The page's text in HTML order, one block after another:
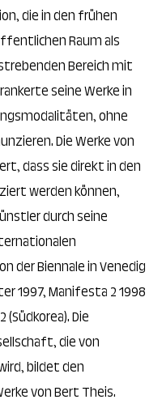
die in den frühen
Raum als
Bereich mit
seine Werke in
ohne
Die Werke von
dass sie direkt in den
werden können,
durch seine
der Biennale in Venedig
1997, Manifesta 2 1998
(Südkorea). Die
die von
bildet den
von Bert Theis.